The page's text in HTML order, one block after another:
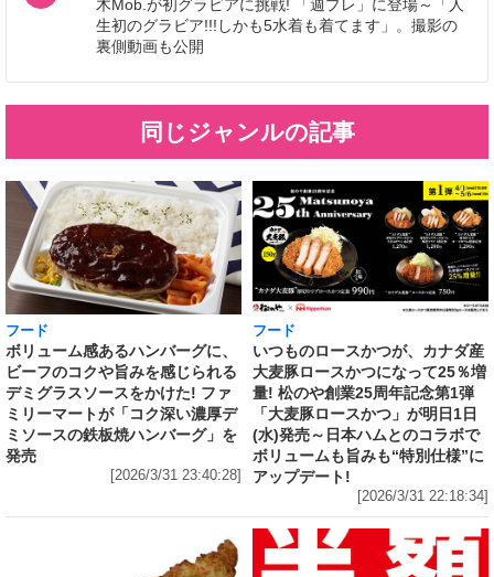
木Mob.が初グラビアに挑戦! 「週プレ」に登場～「人
生初のグラビア!!!しかも5水着も着てます」。撮影の
裏側動画も公開
同じジャンルの記事
フード
ボリューム感あるハンバーグに、
ビーフのコクや旨みを感じられる
デミグラスソースをかけた! ファ
ミリーマートが「コク深い濃厚デ
ミソースの鉄板焼ハンバーグ」を
発売
[2026/3/31 23:40:28]
フード
いつものロースかつが、カナダ産
大麦豚ロースかつになって25％増
量! 松のや創業25周年記念第1弾
「大麦豚ロースかつ」が明日1日
(水)発売～日本ハムとのコラボで
ボリュームも旨みも“特別仕様”に
アップデート!
[2026/3/31 22:18:34]